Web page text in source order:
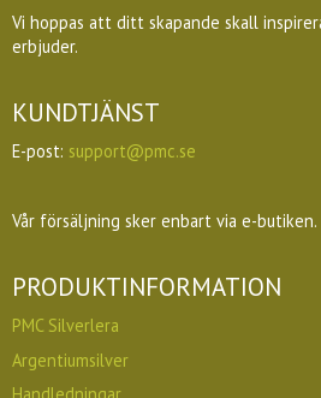
Vi hoppas att ditt skapande skall
erbjuder.
KUNDTJÄNST
E-post: support@pmc.se
Vår försäljning sker enbart via e-butiken.
PRODUKTINFORMATION
PMC Silverlera
Argentiumsilver